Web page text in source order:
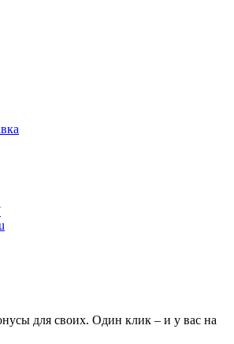
для своих. Один клик – и у вас на